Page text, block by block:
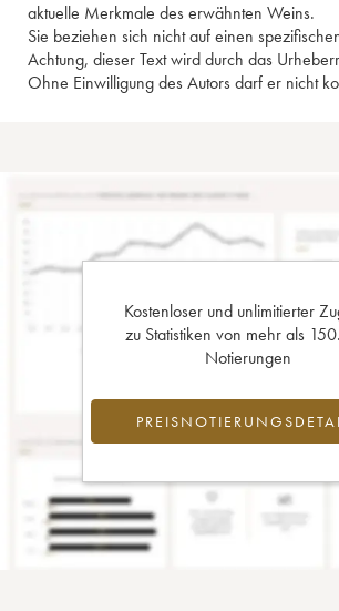
aktuelle Merkmale des erwähnten Weins.
Sie beziehen sich nicht auf einen
Achtung, dieser Text wird durch das
Ohne Einwilligung des Autors darf er nicht
Kostenloser und unlimitierter
zu Statistiken von mehr als
Notierungen